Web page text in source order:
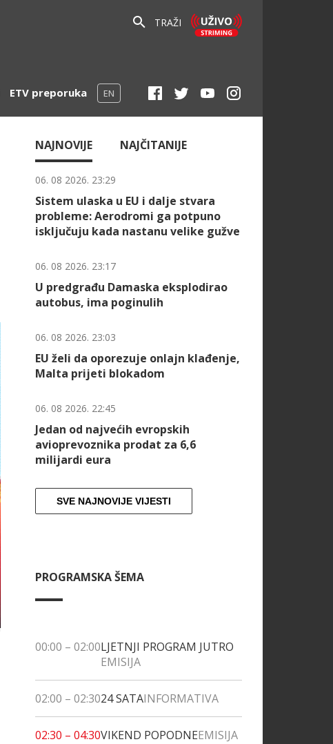
TRAŽI
ETV preporuka EN
NAJNOVIJE NAJČITANIJE
06. 08 2026. 23:29
Sistem ulaska u EU i dalje stvara
probleme: Aerodromi ga potpuno
isključuju kada nastanu velike gužve
06. 08 2026. 23:17
U predgrađu Damaska eksplodirao
autobus, ima poginulih
06. 08 2026. 23:03
EU želi da oporezuje onlajn klađenje,
Malta prijeti blokadom
06. 08 2026. 22:45
Jedan od najvećih evropskih
avioprevoznika prodat za 6,6
milijardi eura
SVE NAJNOVIJE VIJESTI
PROGRAMSKA ŠEMA
00:00 – 02:00LJETNJI PROGRAM JUTRO
EMISIJA
02:00 – 02:3024 SATAINFORMATIVA
02:30 – 04:30VIKEND POPODNEEMISIJA